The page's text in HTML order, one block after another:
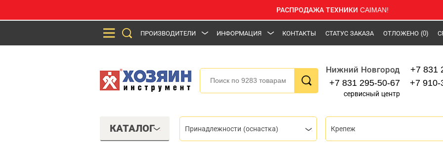
РАСПРОДАЖА ТЕХНИКИ CAIMAN!
ПРОИЗВОДИТЕЛИ ИНФОРМАЦИЯ КОНТАКТЫ СТАТУС ЗАКАЗА ОТЛОЖЕНО (0)
Нижний Новгород
+7 831 295-50-67
сервисный центр
+7 831
+7 910-
КАТАЛОГ Принадлежности (оснастка) Крепеж